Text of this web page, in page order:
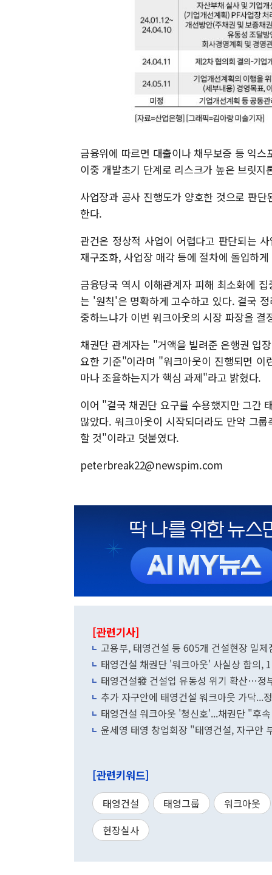
금융위에 따르면 대출이나 채무보증 등 익
이중 개발초기 단계로 리스크가 높은 브릿
사업장과 공사 진행도가 양호한 것으로 판
한다.
관건은 정상적 사업이 어렵다고 판단되는
재구조화, 사업장 매각 등에 절차에 돌입하
금융당국 역시 이해관계자 피해 최소화에
는 '원칙'은 명확하게 고수하고 있다. 결국
중하느냐가 이번 워크아웃의 시장 파장을 결
채권단 관계자는 "거액을 빌려준 은행권 입
요한 기준"이라며 "워크아웃이 진행되면
마나 조율하는지가 핵심 과제"라고 밝혔다.
이어 "결국 채권단 요구를 수용했지만 그간
많았다. 워크아웃이 시작되더라도 만약 그
할 것"이라고 덧붙였다.
peterbreak22@newspim.com
[관련기사]
고용부, 태영건설 등 605개 건설현장 일
태영건설 채권단 '워크아웃' 사실상 합의,
태영건설發 건설업 유동성 위기 확산…정
추가 자구안에 태영건설 워크아웃 가닥...
태영건설 워크아웃 '청신호'...채권단 "후
윤세영 태영 창업회장 "태영건설, 자구안
[관련키워드]
태영건설 태영그룹
워크아웃
현장실사